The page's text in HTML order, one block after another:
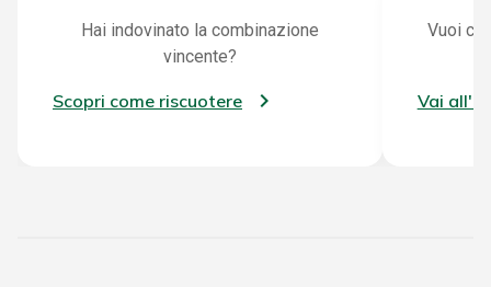
Hai indovinato la combinazione
vincente?
Scopri come riscuotere
Vuoi
Vai